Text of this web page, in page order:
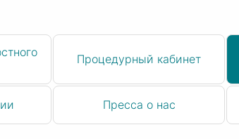
Процедурный кабинет
Пресса о нас